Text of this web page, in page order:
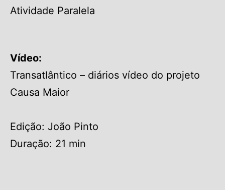
Atividade Paralela
Vídeo:
Transatlântico – diários vídeo do projeto
Causa Maior
Edição: João Pinto
Duração: 21 min